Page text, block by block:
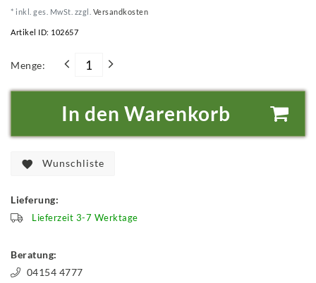
* inkl. ges. MwSt. zzgl. Versandkosten
Artikel ID: 102657
Menge:
In den Warenkorb
Wunschliste
Lieferung:
Lieferzeit 3-7 Werktage
Beratung:
04154 4777